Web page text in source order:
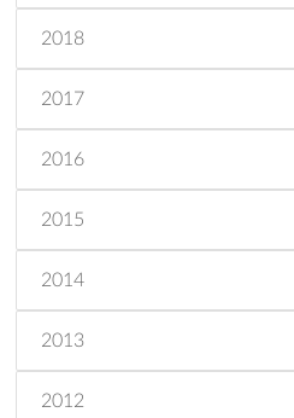
2018
2017
2016
2015
2014
2013
2012